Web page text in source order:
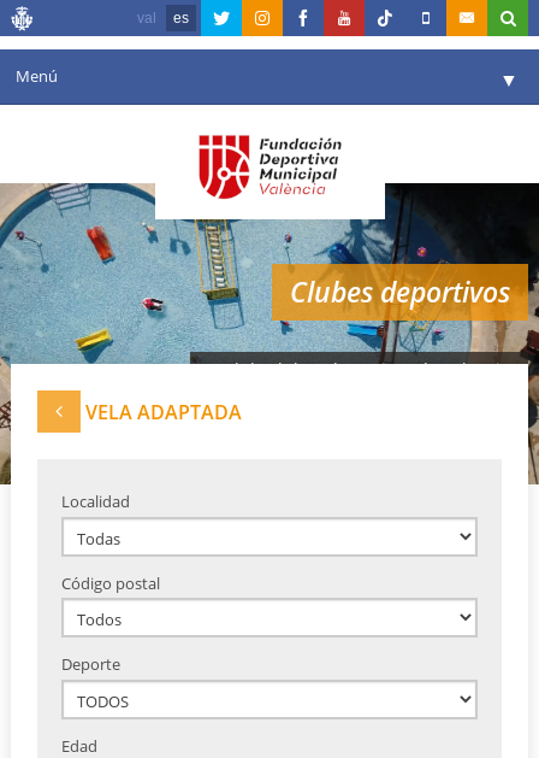
val es
Menú ▼
Agenda
Instalaciones
Comunicación ▼
Valencia en deporte ▼
Clubes deportivos
Red de clubes deportivos de Valencia
VELA ADAPTADA
Localidad
Código postal
Deporte
Edad